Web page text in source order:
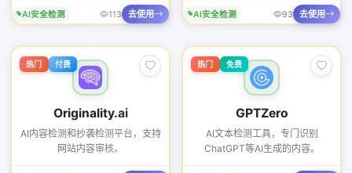
AI安全检测 113 去使用 AI安全检测 93 去使用
热门 付费
Originality.ai
AI内容检测和抄袭检测平台，支持
网站内容审核。
热门 免费
GPTZero
AI文本检测工具，专门识别
ChatGPT等AI生成的内容。